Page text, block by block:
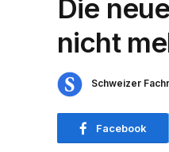
Die
nicht
Schweizer
Facebook